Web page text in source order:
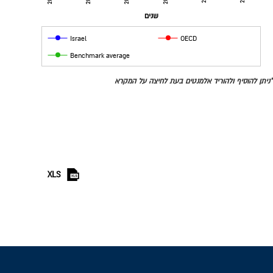
שנים
Israel OECD
Benchmark average
*ניתן להוסיף ולהוריד אלמנטים בעת לחיצה על המקרא
XLS